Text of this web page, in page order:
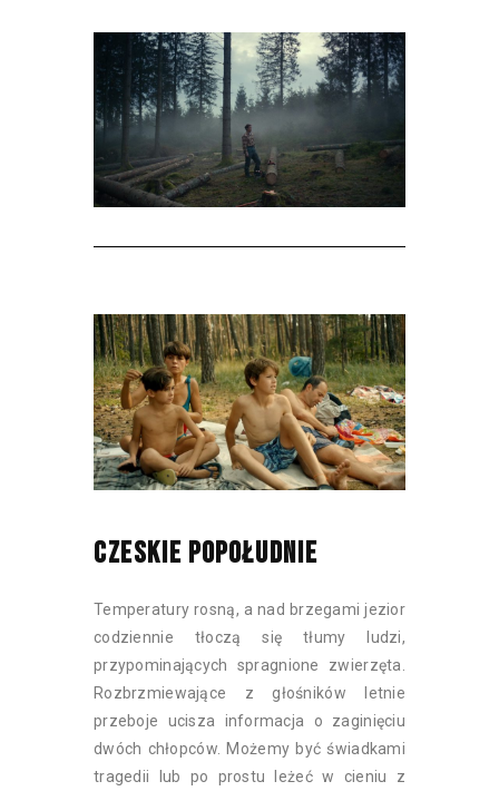
CZESKIE POPOŁUDNIE
Temperatury rosną, a nad brzegami jezior
codziennie tłoczą się tłumy ludzi,
przypominających spragnione zwierzęta.
Rozbrzmiewające z głośników letnie
przeboje ucisza informacja o zaginięciu
dwóch chłopców. Możemy być świadkami
tragedii lub po prostu leżeć w cieniu z